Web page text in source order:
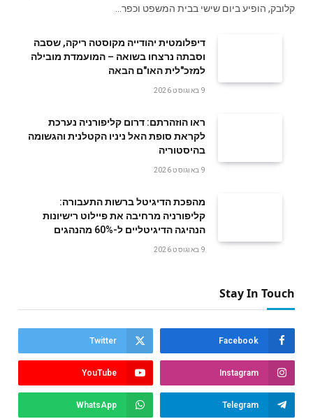
קלובק, הופיע ביום שישי בבית המשפט וכפר…
דיפלומטית יהודייה מקוסטה ריקה, שסבה
וסבתה נרצחו בשואה – המועמדת מובילה
למזכ"לית האו"ם הבאה
9 באוגוסט 2026
ראו הוזהרתם: דרום קליפורניה נערכת
לקראת סופת האל ניניו הקטלנית והגשומה
בהיסטוריה
9 באוגוסט 2026
מהפכת הדיגיטל ברשות התעבורה:
קליפורניה מרחיבה את פיילוט רישיונות
הנהיגה הדיגיטליים ל-60% מהנהגים
9 באוגוסט 2026
Stay In Touch
Facebook
Twitter
Instagram
YouTube
Telegram
WhatsApp